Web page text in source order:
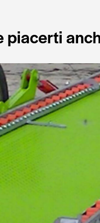
piacerti